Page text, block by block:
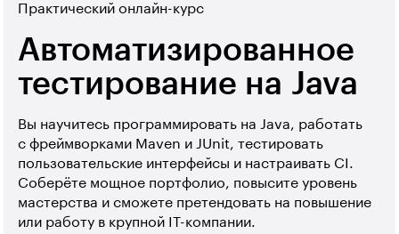
Практический онлайн-курс
Автоматизиро­ван­ное
тестирование на Java
Вы научитесь программировать на Java, работать
с фреймворками Maven и JUnit, тестировать
пользовательские интерфейсы и настраивать CI.
Соберёте мощное портфолио, повысите уровень
мастерства и сможете претендовать на повышение
или работу в крупной IT-компании.